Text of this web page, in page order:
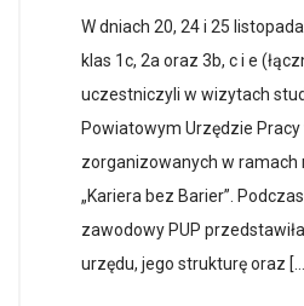
W dniach 20, 24 i 25
klas 1c, 2a oraz 3b, c i e
uczestniczyli w wizytach
Powiatowym Urzędzie Pracy
zorganizowanych w ramach
„Kariera bez Barier”.
zawodowy PUP
urzędu, jego strukturę oraz […]